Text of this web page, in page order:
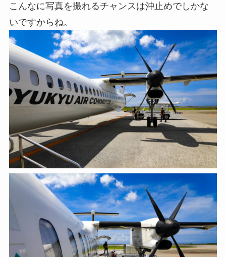
こんなに写真を撮れるチャンスは沖止めでしかな
いですからね。